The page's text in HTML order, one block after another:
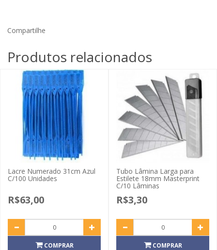
Compartilhe
Produtos relacionados
Lacre Numerado 31cm Azul
C/100 Unidades
R$63,00
COMPRAR
Tubo Lâmina Larga para
Estilete 18mm Masterprint
C/10 Lâminas
R$3,30
COMPRAR